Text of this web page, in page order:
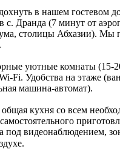
в нашем гостевом
с. Дранда (7 минут от
столицы Абхазии). Мы
уютные комнаты (15-
Fi. Удобства на этаже
машина-автомат).
общая кухня со всем
под видеонаблюдением,